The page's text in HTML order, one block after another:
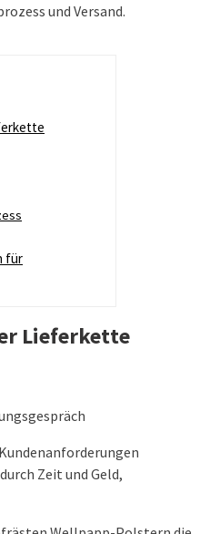
und Versand.
für
Lieferkette
Zeit und Geld,